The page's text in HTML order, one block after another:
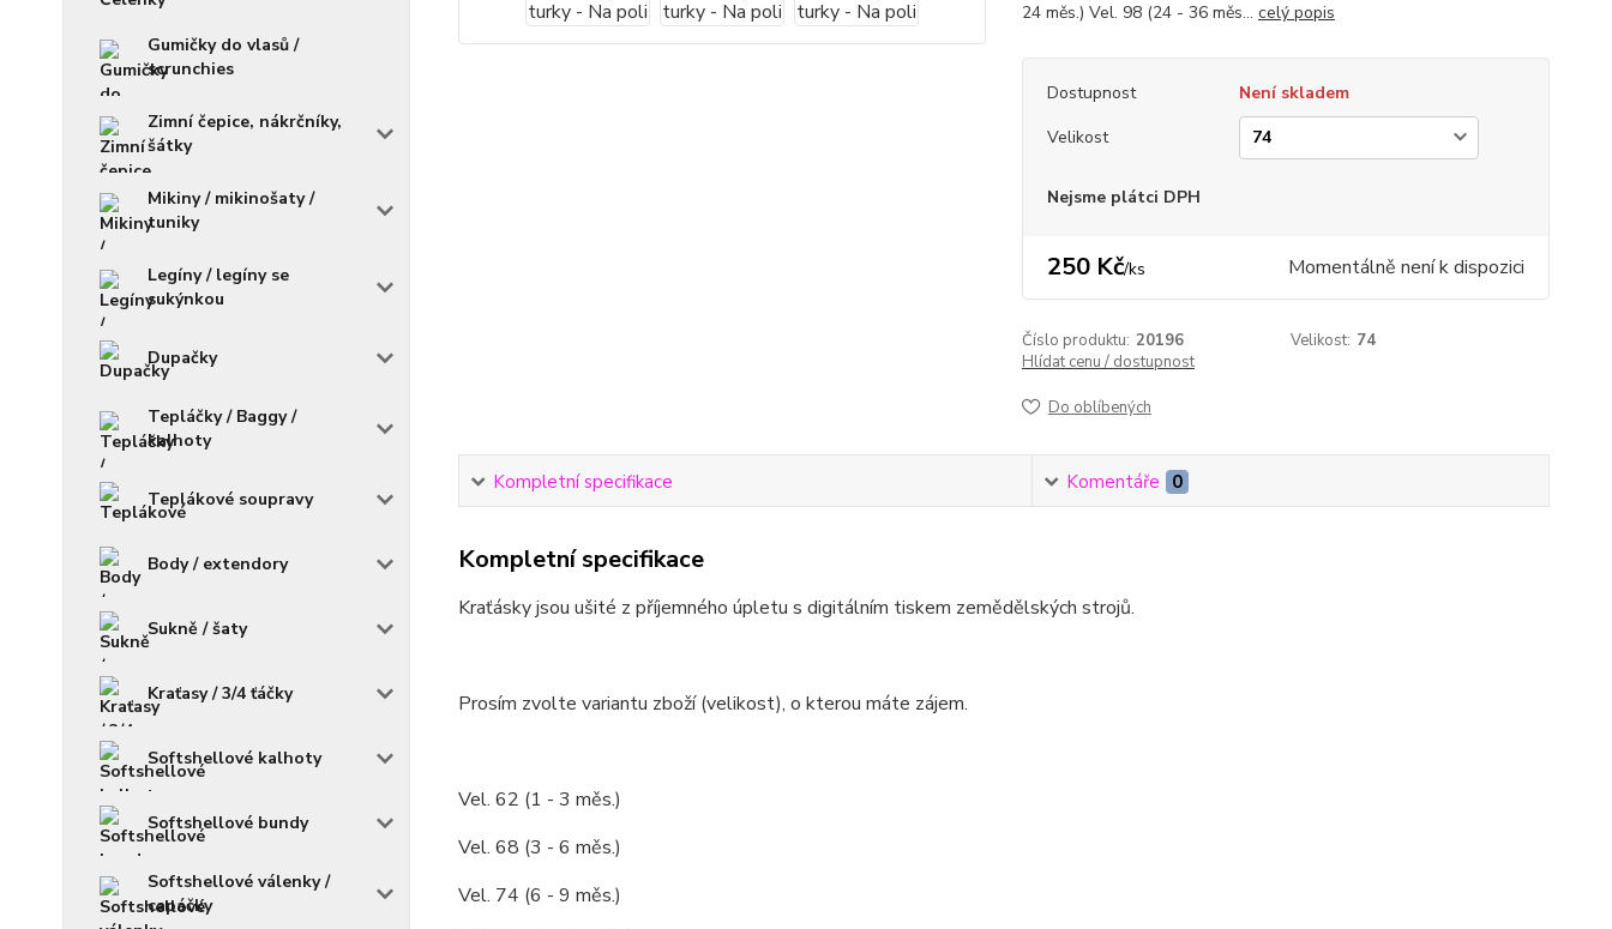
Gumičky do vlasů /
scrunchies
Zimní čepice, nákrčníky,
šátky
Mikiny / mikinošaty /
tuniky
Legíny / legíny se
sukýnkou
Dupačky
Tepláčky / Baggy /
kalhoty
Teplákové soupravy
Body / extendory
Sukně / šaty
Kraťasy / 3/4 ťáčky
Softshellové kalhoty
Softshellové bundy
Softshellové válenky /
capáčky
24 měs.) Vel. 98 (24 - 36 měs... celý popis
Dostupnost
Není skladem
Velikost
Nejsme plátci DPH
250 Kč/ks Momentálně není k dispozici
Číslo produktu: 20196 Velikost: 74
Hlídat cenu / dostupnost
Do oblíbených
Kompletní specifikace Komentáře 0
Kompletní specifikace
Kraťásky jsou ušité z příjemného úpletu s digitálním tiskem zemědělských strojů.
Prosím zvolte variantu zboží (velikost), o kterou máte zájem.
Vel. 62 (1 - 3 měs.)
Vel. 68 (3 - 6 měs.)
Vel. 74 (6 - 9 měs.)